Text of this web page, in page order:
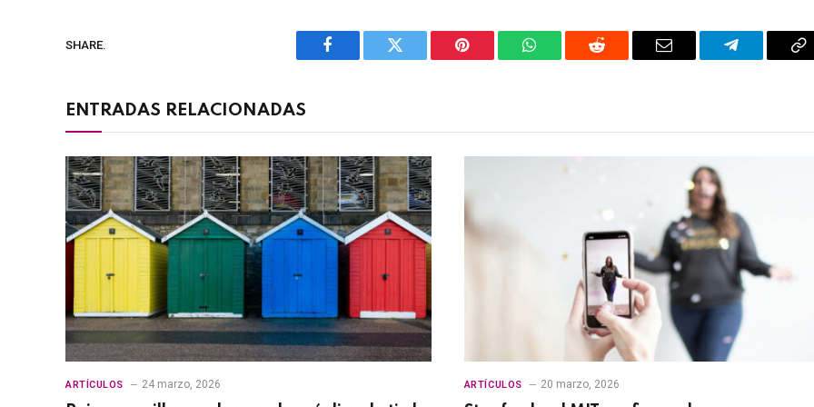
SHARE.
Facebook Twitter Pinterest WhatsAppReddit Email Telegram
ENTRADAS RELACIONADAS
ARTÍCULOS 24 marzo, 2026 ARTÍCULOS 20 marzo, 2026